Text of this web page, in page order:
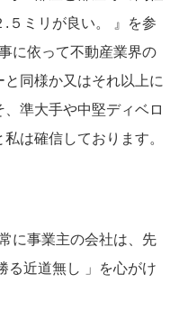
５ミリが良い。 』を参
に依って不動産業界の
同様か又はそれ以上に
準大手や中堅ディベロ
は確信しております。
に事業主の会社は、先
る近道無し 」を心がけ